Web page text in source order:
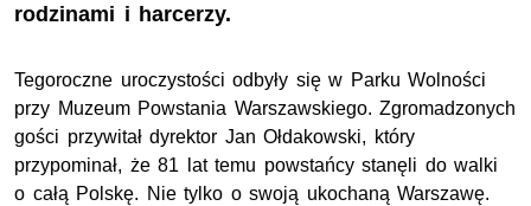
rodzinami i harcerzy.
Tegoroczne uroczystości odbyły się w Parku Wolności
przy Muzeum Powstania Warszawskiego. Zgromadzonych
gości przywitał dyrektor Jan Ołdakowski, który
przypominał, że 81 lat temu powstańcy stanęli do walki
o całą Polskę. Nie tylko o swoją ukochaną Warszawę.